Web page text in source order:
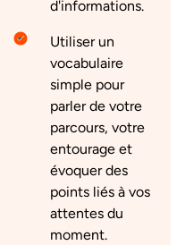
d'informations.
Utiliser un
vocabulaire
simple pour
parler de votre
parcours, votre
entourage et
évoquer des
points liés à vos
attentes du
moment.